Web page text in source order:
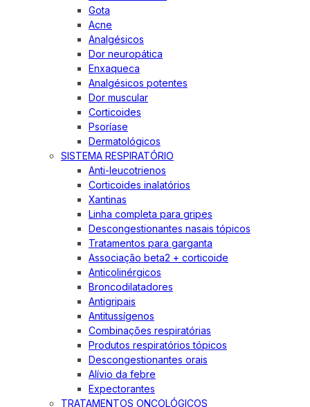
Gota
Acne
Analgésicos
Dor neuropática
Enxaqueca
Analgésicos potentes
Dor muscular
Corticoides
Psoríase
Dermatológicos
SISTEMA RESPIRATÓRIO
Anti-leucotrienos
Corticoides inalatórios
Xantinas
Linha completa para gripes
Descongestionantes nasais tópicos
Tratamentos para garganta
Associação beta2 + corticoide
Anticolinérgicos
Broncodilatadores
Antigripais
Antitussígenos
Combinações respiratórias
Produtos respiratórios tópicos
Descongestionantes orais
Alívio da febre
Expectorantes
TRATAMENTOS ONCOLÓGICOS